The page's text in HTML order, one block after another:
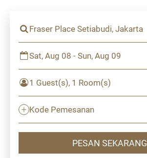
Fraser Place Setiabudi, Jakarta
Sat, Aug 08 - Sun, Aug 09
1 Guest(s), 1 Room(s)
Kode Pemesanan
PESAN SEKARANG